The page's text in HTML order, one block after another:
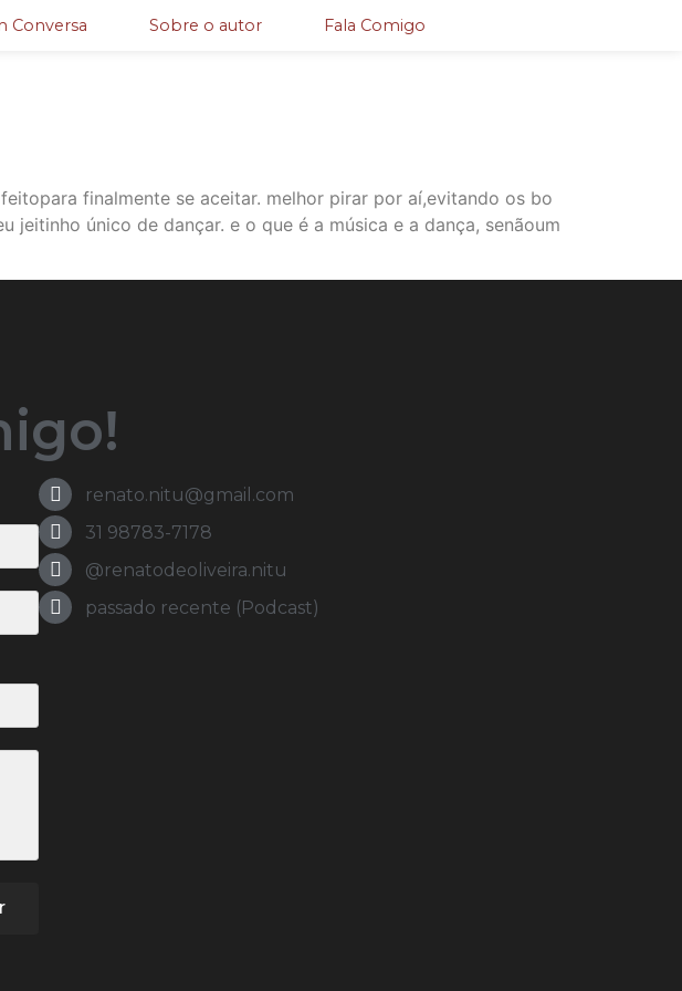
Conversa Sobre o autor Fala Comigo
finalmente se aceitar. melhor pirar por aí,evitando os bo
único de dançar. e o que é a música e a dança, senãoum
renato.nitu@gmail.com
31 98783-7178
@renatodeoliveira.nitu
passado recente (Podcast)